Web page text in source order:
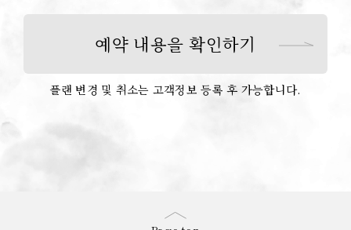
예약 내용을 확인하기
플랜 변경 및 취소는 고객정보 등록 후 가능합니다.